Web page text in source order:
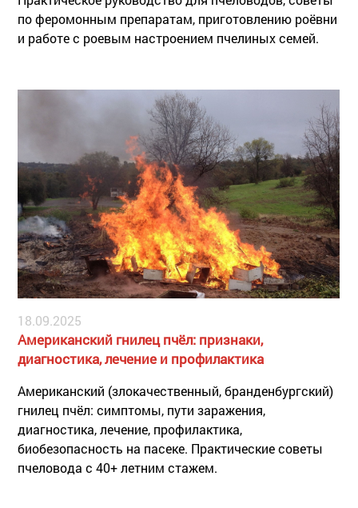
по феромонным препаратам, приготовлению роёвни
и работе с роевым настроением пчелиных семей.
18.09.2025
Американский гнилец пчёл: признаки,
диагностика, лечение и профилактика
Американский (злокачественный, бранденбургский)
гнилец пчёл: симптомы, пути заражения,
диагностика, лечение, профилактика,
биобезопасность на пасеке. Практические советы
пчеловода с 40+ летним стажем.